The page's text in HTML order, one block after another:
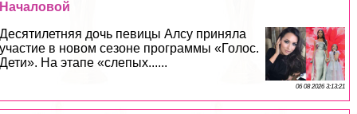
Началовой
Десятилетняя дочь певицы Алсу приняла
участие в новом сезоне программы «Голос.
Дети». На этапе «слепых......
06 08 2026 3:13:21